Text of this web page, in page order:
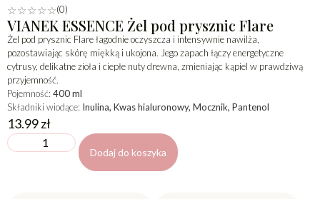
☆☆☆☆☆(0)
VIANEK ESSENCE Żel pod prysznic Flare
Żel pod prysznic Flare łagodnie oczyszcza i intensywnie nawilża,
pozostawiając skórę miękką i ukojona. Jego zapach łączy energetyczne
cytrusy, delikatne zioła i ciepłe nuty drewna, zmieniając kąpiel w prawdziwą
przyjemność.
Pojemność: 400 ml
Składniki wiodące: Inulina, Kwas hialuronowy, Mocznik, Pantenol
13.99zł
Dodaj do koszyka